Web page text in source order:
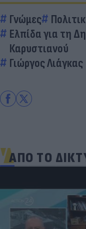
Γνώμες
Ελπίδα για τη
Καρυστιανού
Γιώργος Λιάγκας
ΑΠΟ ΤΟ